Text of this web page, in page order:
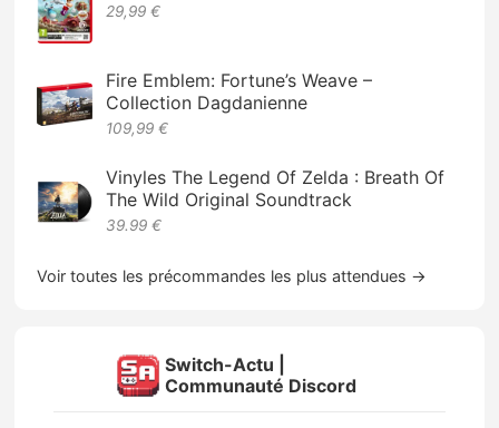
29,99 €
Fire Emblem: Fortune’s Weave –
Collection Dagdanienne
109,99 €
Vinyles The Legend Of Zelda : Breath Of
The Wild Original Soundtrack
39.99 €
Voir toutes les précommandes les plus attendues →
Switch-Actu |
Communauté Discord